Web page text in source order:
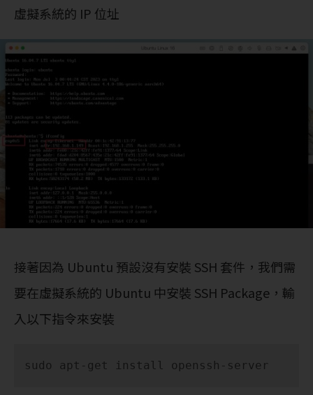
虛擬系統的 IP 位址
接著因為 Ubuntu 預設沒有安裝 SSH 套件，我們需
要在虛擬系統的 Ubuntu 中安裝 SSH Package，輸
入以下指令來安裝
sudo apt-get install openssh-server